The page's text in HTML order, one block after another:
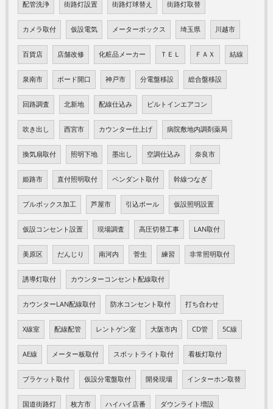
配管洗浄 街路灯設置 街路灯球替え 街路灯取替
カメラ取付 仮設電気 メーターボックス 埼玉県 川越市
百貨店 店舗改修 化粧品メーカー ＴＥＬ ＦＡＸ 結線
泉南市 ボード開口 神戸市 分電盤移設 総合盤移設
回路調査 北新地 配線仕込み ビルトインエアコン
吹き出し 西宮市 カウンター仕上げ 病院敷地内調剤薬局
換気扇取付 照明下地 墨出し 空調仕込み 奈良市
姫路市 直付照明取付 ペンダント取付 幹線つなぎ
プルボックス加工 芦屋市 引込ポール 仮設照明設置
仮設コンセント設置 現場調査 高圧切替工事 LAN取付
美原区 だんじり 南河内 菅生 練習 非常照明取付
誘導灯取付 カウンターコンセント配線取付
カウンターLAN配線取付 防水コンセント取付 打ち合わせ
X線室 配線配管 レントゲン室 大阪市内 CD管 5C線
AE線 メーター板取付 スポットライト取付 看板灯取付
ブラケット取付 仮設分電盤取付 開発現場 インターホン取替
国道街路灯 枚方市 ハイハイ店番 ダウンライト増設